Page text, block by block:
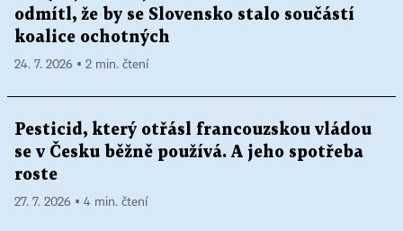
odmítl, že by se Slovensko stalo součástí
koalice ochotných
24. 7. 2026 ▪ 2 min. čtení
Pesticid, který otřásl francouzskou vládou
se v Česku běžně používá. A jeho spotřeba
roste
27. 7. 2026 ▪ 4 min. čtení